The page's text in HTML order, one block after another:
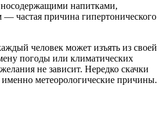
напитками,
— частая причина гипертонического
человек может изъять из своей
погоды или климатических
не зависит. Нередко скачки
метеорологические причины.